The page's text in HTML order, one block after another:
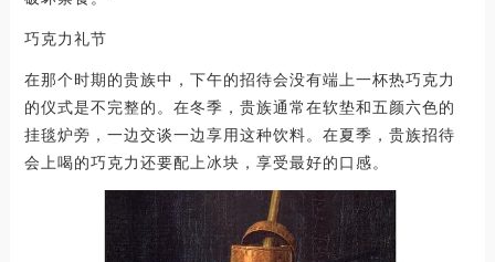
巧克力礼节
在那个时期的贵族中，下午的招待会没有端上一杯热巧克力
的仪式是不完整的。在冬季，贵族通常在软垫和五颜六色的
挂毯炉旁，一边交谈一边享用这种饮料。在夏季，贵族招待
会上喝的巧克力还要配上冰块，享受最好的口感。